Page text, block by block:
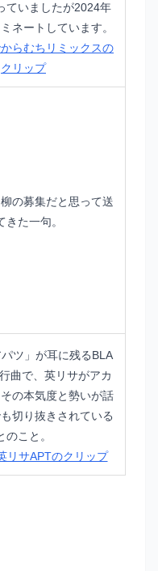
ていましたが2024年
ネートしています。
らむちリミックスの
クリップ
の募集だと思って送
きた一句。
パツ」が耳に残るBLA
曲で、英リサがアカ
の本気度と勢いが話
切り抜きされている
のこと。
リサAPTのクリップ